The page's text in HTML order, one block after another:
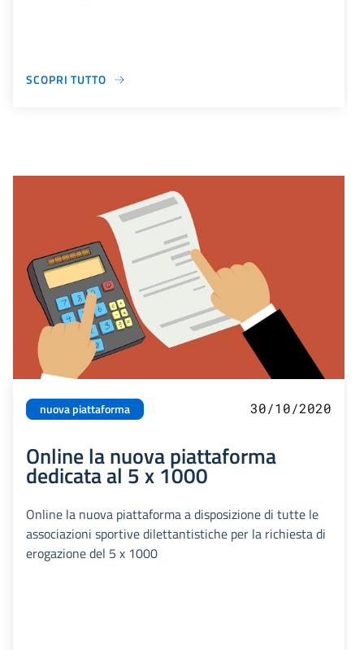
SCOPRI TUTTO
nuova piattaforma 30/10/2020
Online la nuova piattaforma
dedicata al 5 x 1000
Online la nuova piattaforma a disposizione di tutte le
associazioni sportive dilettantistiche per la richiesta di
erogazione del 5 x 1000